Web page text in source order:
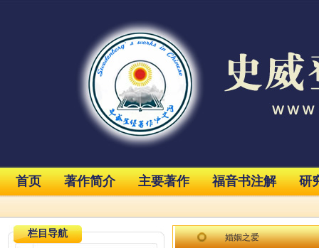
首页 著作简介 主要著作 福音书注解 研
栏目导航
婚姻之爱